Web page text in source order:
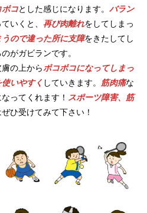
ボコとした感じになります。 バラン
いくと、 再び肉離れをしてしまっ
ので違った所に支障をきたしてし
がガビランです。
の上からボコボコになってしまっ
いやすく していきます。 筋肉痛な
ってくれます！ スポーツ障害、筋
ひ受けてみて下さい！